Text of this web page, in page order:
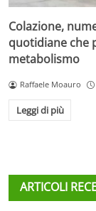
Colazione,
quotidiane che
metabolismo
Raffaele Moauro
Leggi di più
ARTICOLI